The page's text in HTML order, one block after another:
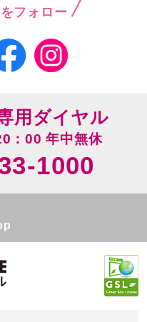
フォロー
用ダイヤル
：00 年中無休
1000